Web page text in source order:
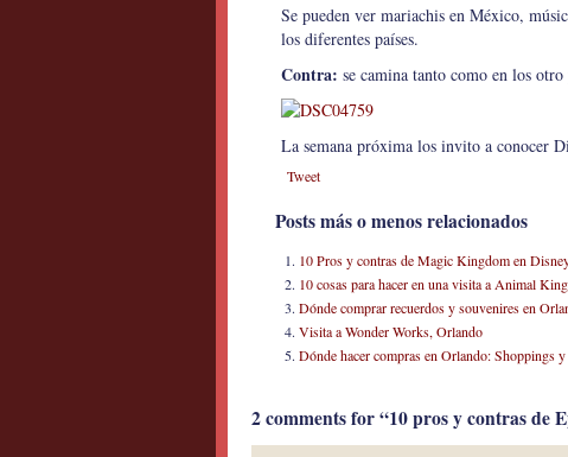
Se pueden ver mariachis en México,
los diferentes países.
Contra: se camina tanto como en los otro
La semana próxima los invito a conocer
Tweet
Posts más o menos relacionados
10 Pros y contras de Magic Kingdom en
10 cosas para hacer en una visita a Animal
Dónde comprar recuerdos y souvenires en
Visita a Wonder Works, Orlando
Dónde hacer compras en Orlando: Shoppings
2 comments for “10 pros y contras de